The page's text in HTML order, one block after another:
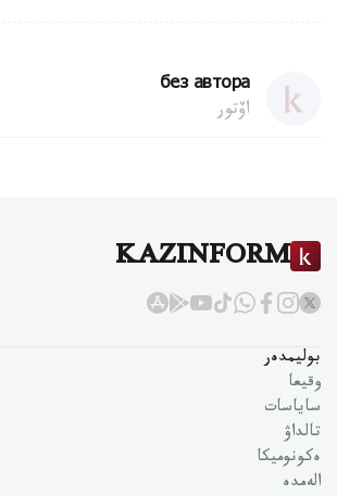
без автора
اۆتور
KAZINFORM
بوليمدەر
وقيعا
ساياسات
تالداۋ
ەكونوميكا
الەمدە